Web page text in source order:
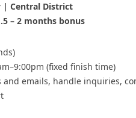
| Central District
– 2 months bonus
(fixed finish time)
and emails, handle inquiries,